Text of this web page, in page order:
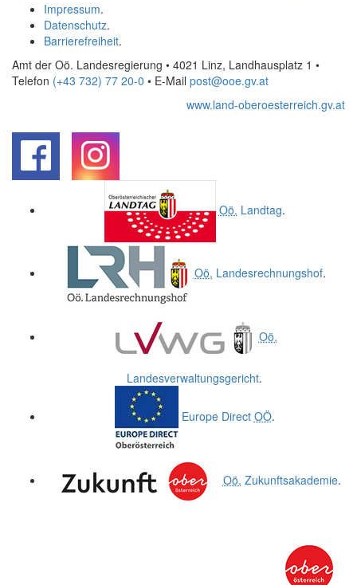
Impressum.
Datenschutz.
Barrierefreiheit.
Amt der Oö. Landesregierung • 4021 Linz, Landhausplatz 1 •
Telefon (+43 732) 77 20-0 • E-Mail post@ooe.gv.at
www.land-oberoesterreich.gv.at
Oö. Landtag.
Oö. Landesrechnungshof.
Oö.
Landesverwaltungsgericht.
EuropeDirect OÖ.
Oö. Zukunftsakademie.